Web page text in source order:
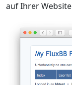
auf Ihrer